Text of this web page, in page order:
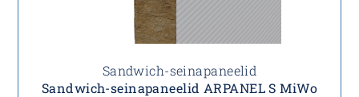
Sandwich-seinapaneelid
Sandwich-seinapaneelid ARPANEL S MiWo